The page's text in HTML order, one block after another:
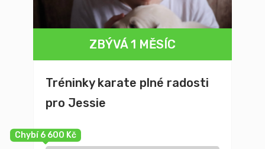
ZBÝVÁ 1 MĚSÍC
Tréninky karate plné radosti
pro Jessie
Chybí 6 600 Kč